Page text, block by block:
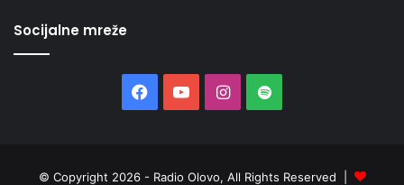
Socijalne mreže
Facebook
YouTubeInstagram
Spotify
© Copyright 2026 - Radio Olovo, All Rights Reserved |